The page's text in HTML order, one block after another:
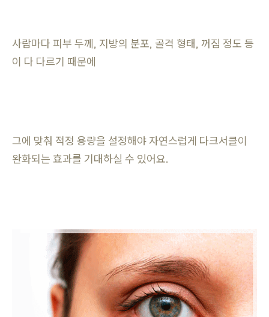
사람마다 피부 두께, 지방의 분포, 골격 형태, 꺼짐 정도 등
이 다 다르기 때문에
그에 맞춰 적정 용량을 설정해야 자연스럽게 다크서클이
완화되는 효과를 기대하실 수 있어요.